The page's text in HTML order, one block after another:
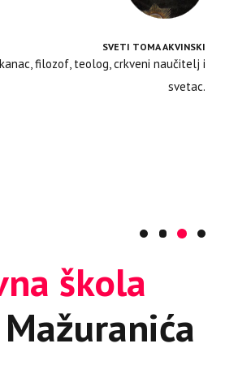
španjolski slikar
SVETI TOMA AKVINSKI
filozof, teolog, crkveni naučitelj i
svetac.
mudar je – slijedite ga!”
škola